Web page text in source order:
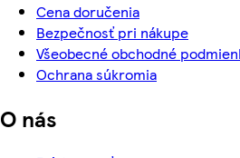
Cena doručenia
Bezpečnosť pri nákupe
Všeobecné obchodné
Ochrana súkromia
O nás